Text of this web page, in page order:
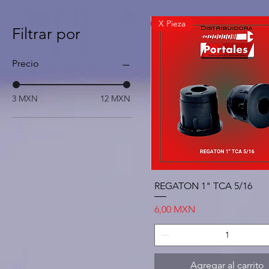
Filtrar por
Precio
3 MXN 12 MXN
Vista rápida
X Pieza
REGATON 1" TCA 5/16
Precio
6,00 MXN
Agregar al carrito